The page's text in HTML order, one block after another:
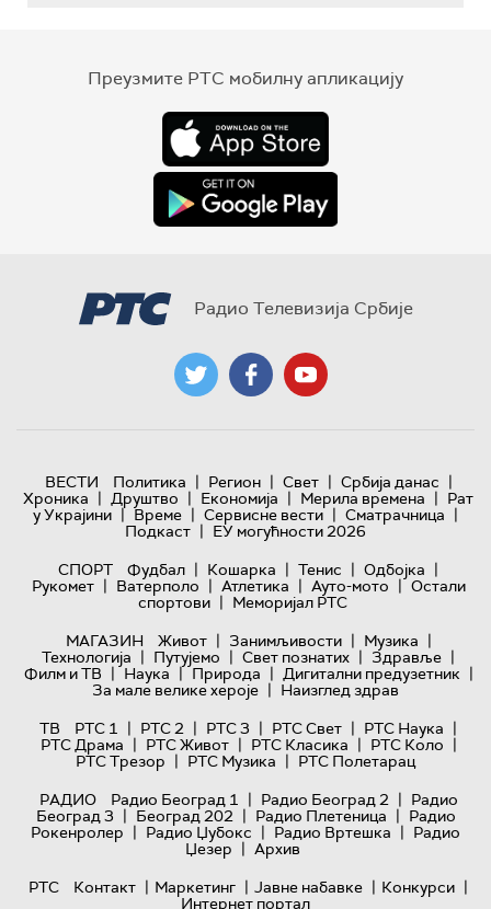
Преузмите РТС мобилну апликацију
Радио Телевизија Србије
ВЕСТИ Политика | Регион | Свет | Србија данас |
Хроника | Друштво | Економија | Мерила времена | Рат
у Украјини | Време | Сервисне вести | Сматрачница |
Подкаст | ЕУ могућности 2026
СПОРТ
Фудбал | Кошарка | Тенис | Одбојка |
Рукомет | Ватерполо | Атлетика | Ауто-мото | Остали
спортови | Меморијал РТС
МАГАЗИН
Живот | Занимљивости | Музика |
Технологијa | Путујемо | Свет познатих | Здравље |
Филм и ТВ | Наука | Природа | Дигитални предузетник |
За мале велике хероје | Наизглед здрав
ТВ
РТС 1 | РТС 2 | РТС 3 | РТС Свет | РТС Наука |
РТС Драма | РТС Живот | РТС Класика | РТС Коло |
РТС Трезор | РТС Музика | РТС Полетарац
РАДИО
Радио Београд 1 | Радио Београд 2 | Радио
Београд 3 | Београд 202 | Радио Плетеница | Радио
Рокенролер | Радио Џубокс | Радио Вртешка | Радио
Џезер | Архив
РТС
Контакт | Маркетинг | Јавне набавке | Конкурси |
Интернет портал